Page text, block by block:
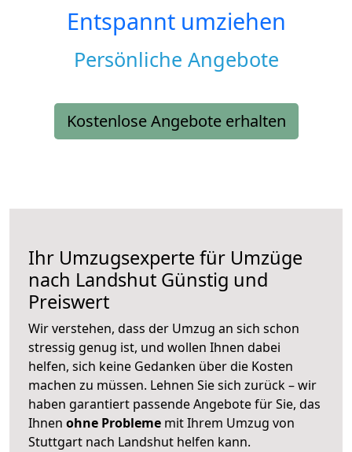
Entspannt umziehen
Persönliche Angebote
Kostenlose Angebote erhalten
Ihr Umzugsexperte für Umzüge
nach Landshut Günstig und
Preiswert
Wir verstehen, dass der Umzug an sich schon
stressig genug ist, und wollen Ihnen dabei
helfen, sich keine Gedanken über die Kosten
machen zu müssen. Lehnen Sie sich zurück – wir
haben garantiert passende Angebote für Sie, das
Ihnen ohne Probleme mit Ihrem Umzug von
Stuttgart nach Landshut helfen kann.